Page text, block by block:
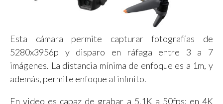
Esta cámara permite capturar fotografías de
5280x3956p y disparo en ráfaga entre 3 a 7
imágenes. La distancia mínima de enfoque es a 1m, y
además, permite enfoque al infinito.
En video es capaz de grabar a 5.1K a 50fps; en 4K